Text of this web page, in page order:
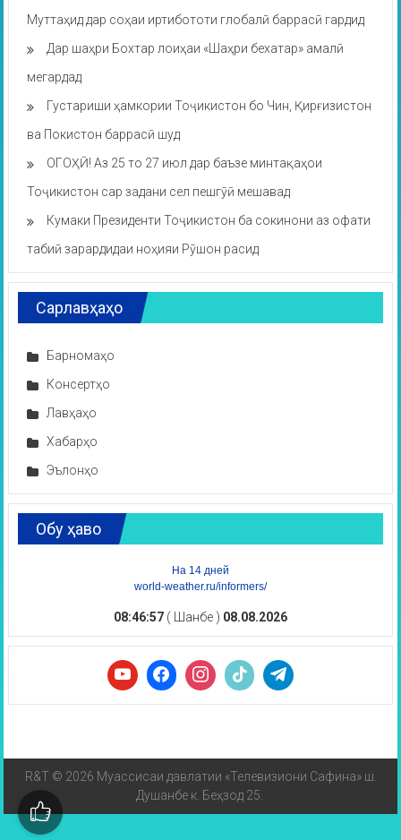
Муттаҳид дар соҳаи иртибототи глобалӣ баррасӣ гардид
Дар шаҳри Бохтар лоиҳаи «Шаҳри бехатар» амалӣ
мегардад
Густариши ҳамкории Тоҷикистон бо Чин, Қирғизистон
ва Покистон баррасӣ шуд
ОГОҲӢ! Аз 25 то 27 июл дар баъзе минтақаҳои
Тоҷикистон сар задани сел пешгӯӣ мешавад
Кумаки Президенти Тоҷикистон ба сокинони аз офати
табиӣ зарардидаи ноҳияи Рӯшон расид
Сарлавҳаҳо
Барномаҳо
Консертҳо
Лавҳаҳо
Хабарҳо
Эълонҳо
Обу ҳаво
На 14 дней
world-weather.ru/informers/
08:46:57 ( Шанбе ) 08.08.2026
R&T © 2026 Муассисаи давлатии «Телевизиони Сафина» ш.
Душанбе к. Беҳзод 25.